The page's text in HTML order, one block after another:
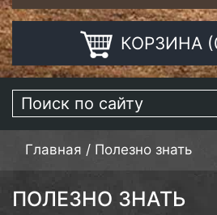
КОРЗИНА
Главная / Полезно знать
ПОЛЕЗНО ЗНАТЬ